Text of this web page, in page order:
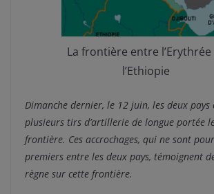
La frontière entre
l’Ethiopie
Dimanche dernier, le 12 juin, les deux pays
plusieurs tirs d’artillerie de longue portée
frontière. Ces accrochages, qui ne sont
premiers entre les deux pays, témoignent
règne sur cette frontière.